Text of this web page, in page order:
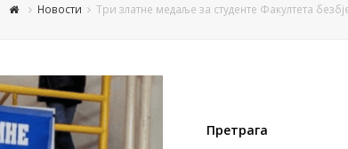
Новости Три златне медаље за студенте Факултета
Претрага